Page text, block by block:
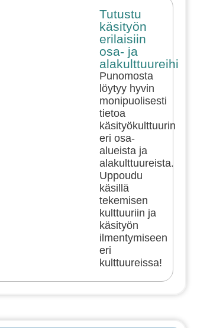
Tutustu
käsityön
erilaisiin
osa- ja
alakulttuureihin!
Punomosta
löytyy hyvin
monipuolisesti
tietoa
käsityökulttuurin
eri osa-
alueista ja
alakulttuureista.
Uppoudu
käsillä
tekemisen
kulttuuriin ja
käsityön
ilmentymiseen
eri
kulttuureissa!